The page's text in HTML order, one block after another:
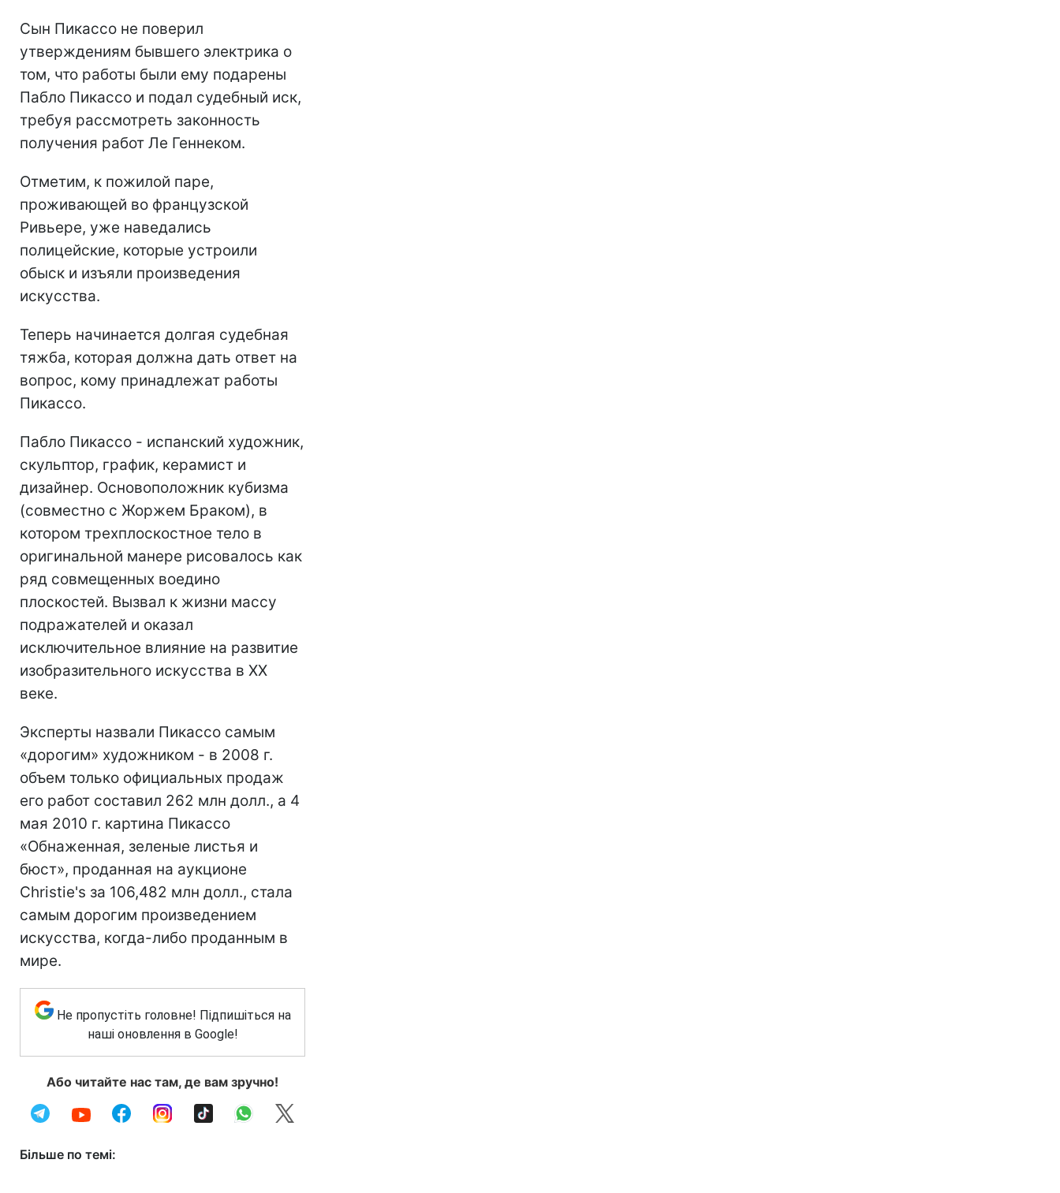
Сын Пикассо не поверил
утверждениям бывшего электрика о
том, что работы были ему подарены
Пабло Пикассо и подал судебный иск,
требуя рассмотреть законность
получения работ Ле Геннеком.
Отметим, к пожилой паре,
проживающей во французской
Ривьере, уже наведались
полицейские, которые устроили
обыск и изъяли произведения
искусства.
Теперь начинается долгая судебная
тяжба, которая должна дать ответ на
вопрос, кому принадлежат работы
Пикассо.
Пабло Пикассо - испанский художник,
скульптор, график, керамист и
дизайнер. Основоположник кубизма
(совместно с Жоржем Браком), в
котором трехплоскостное тело в
оригинальной манере рисовалось как
ряд совмещенных воедино
плоскостей. Вызвал к жизни массу
подражателей и оказал
исключительное влияние на развитие
изобразительного искусства в XX
веке.
Эксперты назвали Пикассо самым
«дорогим» художником - в 2008 г.
объем только официальных продаж
его работ составил 262 млн долл., а 4
мая 2010 г. картина Пикассо
«Обнаженная, зеленые листья и
бюст», проданная на аукционе
Christie's за 106,482 млн долл., стала
самым дорогим произведением
искусства, когда-либо проданным в
мире.
Не пропустіть головне! Підпишіться на
наші оновлення в Google!
Або читайте нас там, де вам зручно!
Більше по темі: